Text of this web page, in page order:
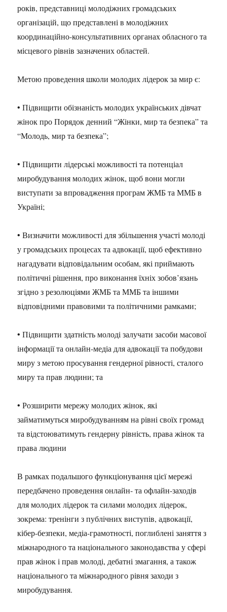
років, представниці молодіжних громадських
організацій, що представлені в молодіжних
координаційно-консультативних органах обласного та
місцевого рівнів зазначених областей.
Метою проведення школи молодих лідерок за мир є:
• Підвищити обізнаність молодих українських дівчат
жінок про Порядок денний “Жінки, мир та безпека” та
“Молодь, мир та безпека”;
• Підвищити лідерські можливості та потенціал
миробудування молодих жінок, щоб вони могли
виступати за впровадження програм ЖМБ та ММБ в
Україні;
• Визначити можливості для збільшення участі молоді
у громадських процесах та адвокації, щоб ефективно
нагадувати відповідальним особам, які приймають
політичні рішення, про виконання їхніх зобов’язань
згідно з резолюціями ЖМБ та ММБ та іншими
відповідними правовими та політичними рамками;
• Підвищити здатність молоді залучати засоби масової
інформації та онлайн-медіа для адвокації та побудови
миру з метою просування гендерної рівності, сталого
миру та прав людини; та
• Розширити мережу молодих жінок, які
займатимуться миробудуванням на рівні своїх громад
та відстоюватимуть гендерну рівність, права жінок та
права людини
В рамках подальшого функціонування цієї мережі
передбачено проведення онлайн- та офлайн-заходів
для молодих лідерок та силами молодих лідерок,
зокрема: тренінги з публічних виступів, адвокації,
кібер-безпеки, медіа-грамотності, поглиблені заняття з
міжнародного та національного законодавства у сфері
прав жінок і прав молоді, дебатні змагання, а також
національного та міжнародного рівня заходи з
миробудування.